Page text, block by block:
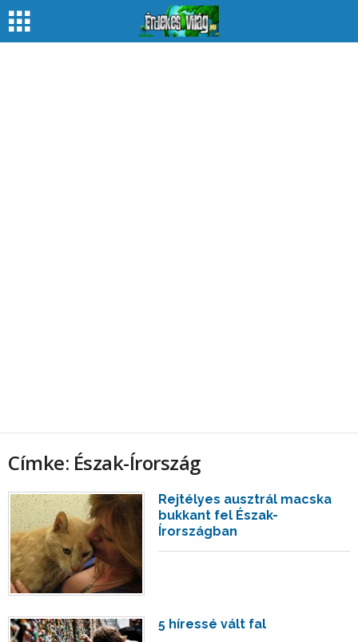
Címke: Észak-Írország
Rejtélyes ausztrál macska
bukkant fel Észak-
Írországban
5 híressé vált fal